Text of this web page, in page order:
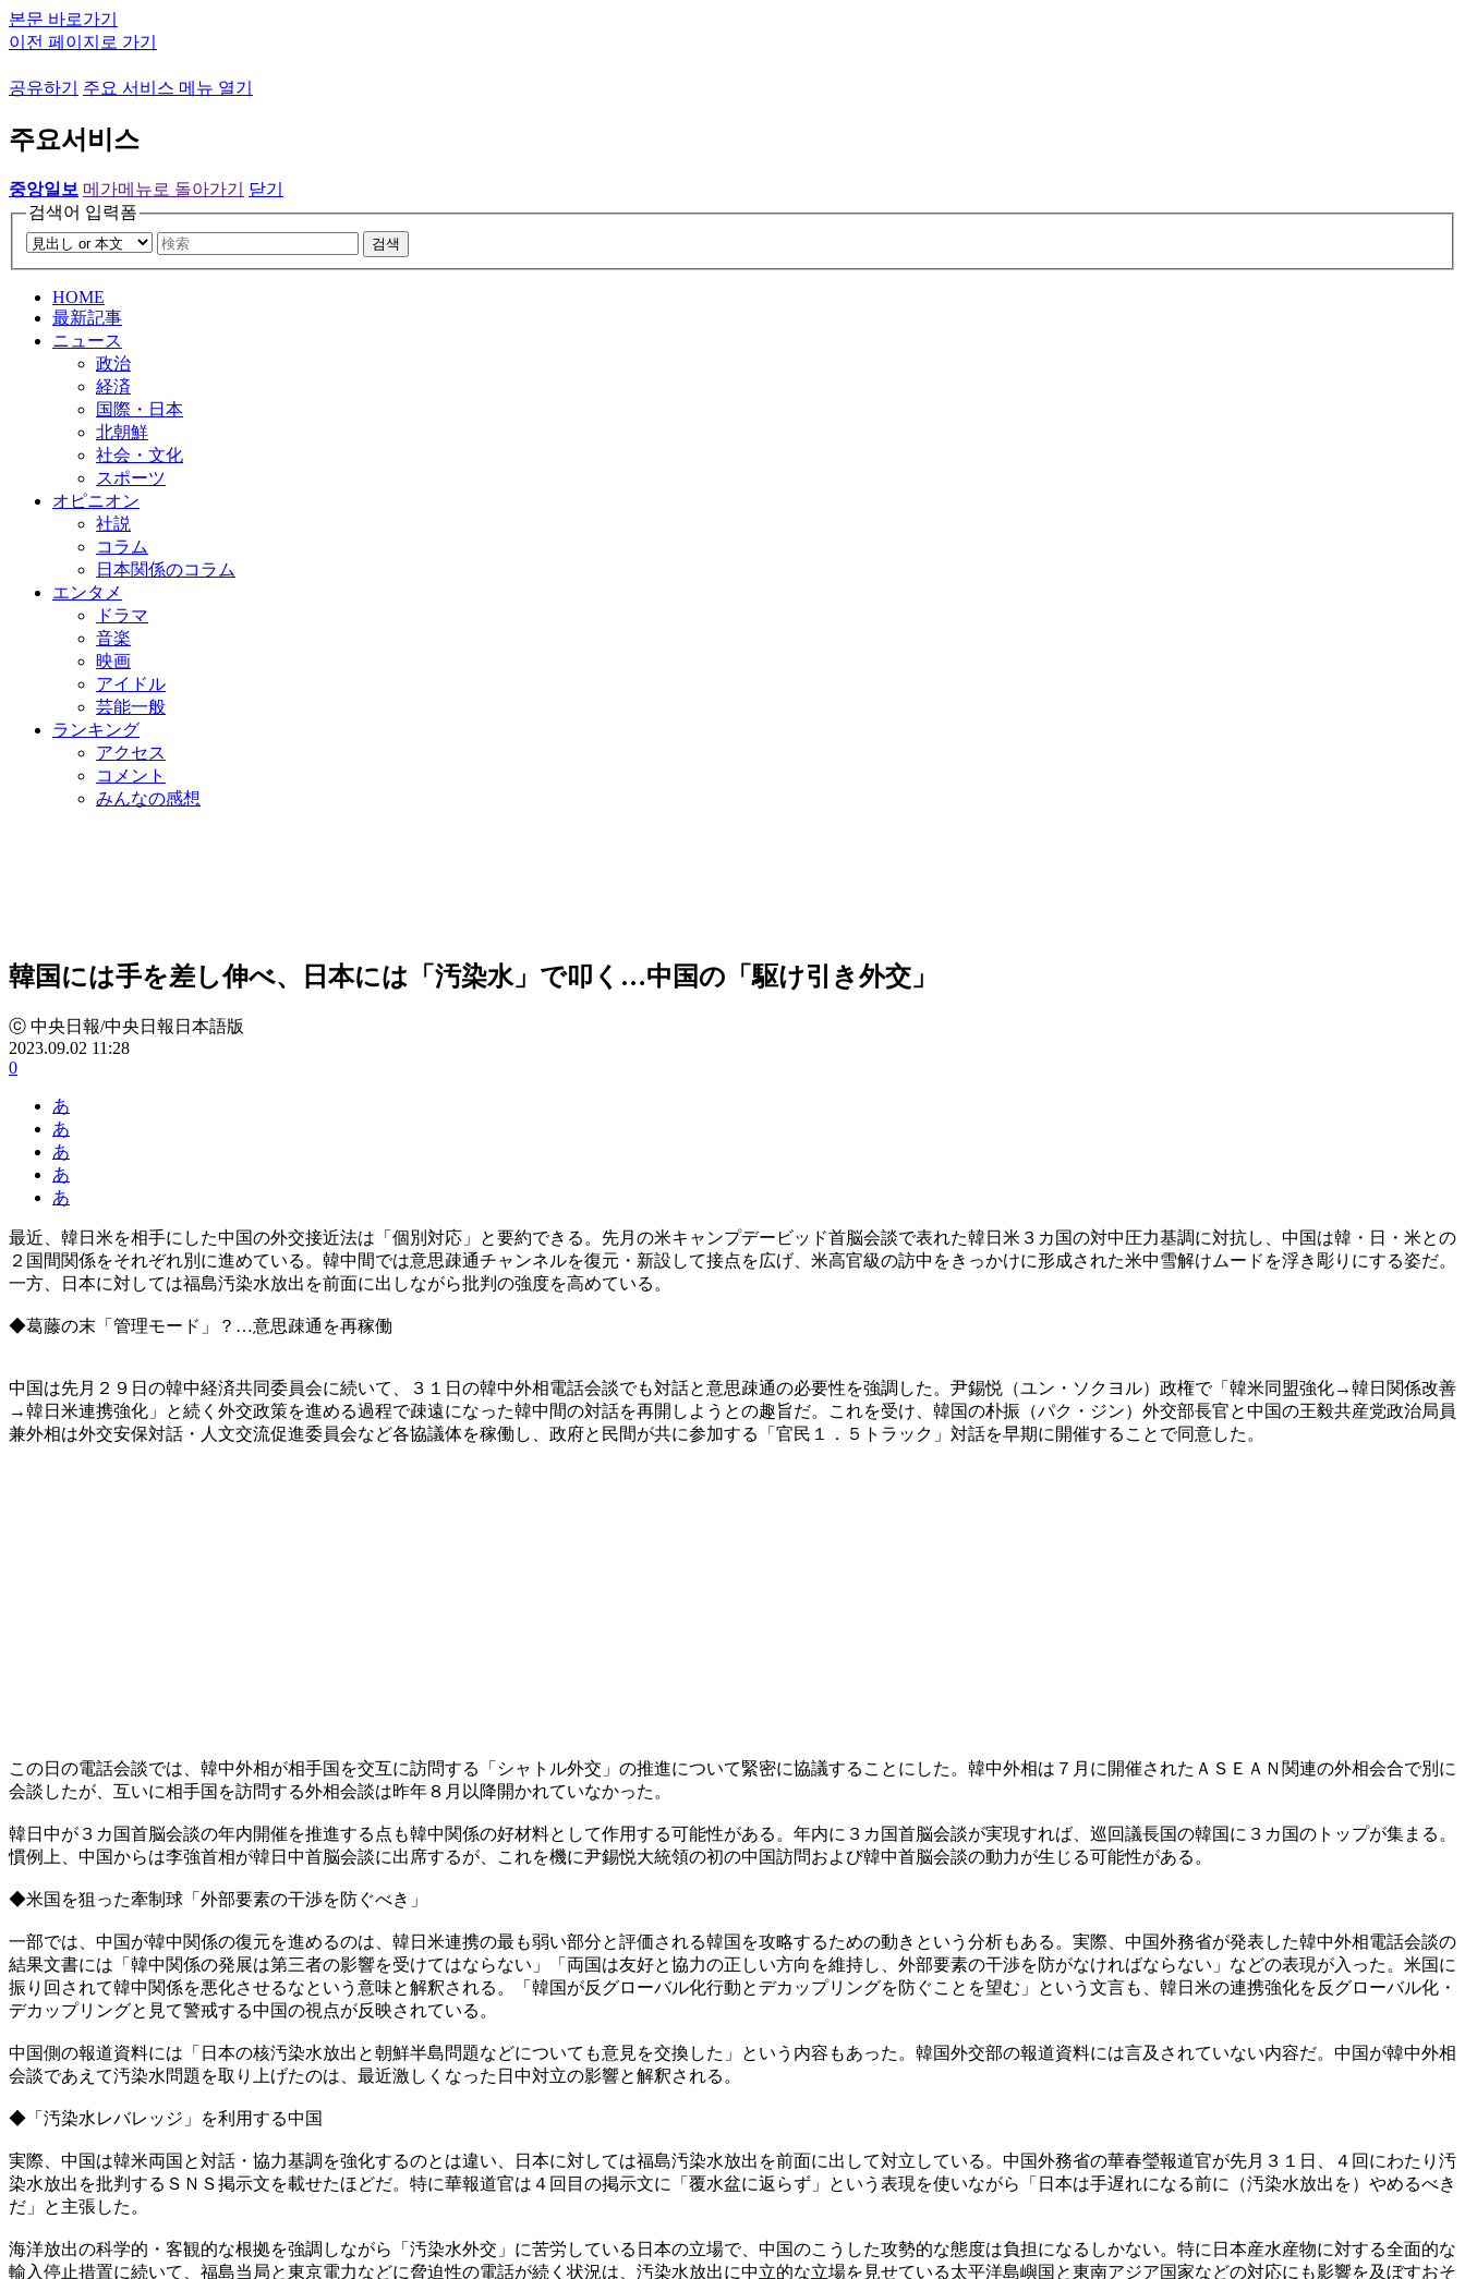
본문 바로가기
이전 페이지로 가기
공유하기 주요 서비스 메뉴 열기
주요서비스
중앙일보 메가메뉴로 돌아가기
닫기
검색어 입력폼
검색
HOME
最新記事
ニュース
政治
経済
国際・日本
北朝鮮
社会・文化
スポーツ
オピニオン
社説
コラム
日本関係のコラム
エンタメ
ドラマ
音楽
映画
アイドル
芸能一般
ランキング
アクセス
コメント
みんなの感想
韓国には手を差し伸べ、日本には「汚染水」で叩く…中国の「駆け引き外交」
ⓒ 中央日報/中央日報日本語版
2023.09.02 11:28
0
あ
あ
あ
あ
あ
最近、韓日米を相手にした中国の外交接近法は「個別対応」と要約できる。先月の米キャンプデービッド首脳会談で表れた韓日米３カ国の対中圧力基調に対抗し、中国は韓・日・米との
２国間関係をそれぞれ別に進めている。韓中間では意思疎通チャンネルを復元・新設して接点を広げ、米高官級の訪中をきっかけに形成された米中雪解けムードを浮き彫りにする姿だ。
一方、日本に対しては福島汚染水放出を前面に出しながら批判の強度を高めている。
◆葛藤の末「管理モード」？…意思疎通を再稼働
中国は先月２９日の韓中経済共同委員会に続いて、３１日の韓中外相電話会談でも対話と意思疎通の必要性を強調した。尹錫悦（ユン・ソクヨル）政権で「韓米同盟強化→韓日関係改善
→韓日米連携強化」と続く外交政策を進める過程で疎遠になった韓中間の対話を再開しようとの趣旨だ。これを受け、韓国の朴振（パク・ジン）外交部長官と中国の王毅共産党政治局員
兼外相は外交安保対話・人文交流促進委員会など各協議体を稼働し、政府と民間が共に参加する「官民１．５トラック」対話を早期に開催することで同意した。
この日の電話会談では、韓中外相が相手国を交互に訪問する「シャトル外交」の推進について緊密に協議することにした。韓中外相は７月に開催されたＡＳＥＡＮ関連の外相会合で別に
会談したが、互いに相手国を訪問する外相会談は昨年８月以降開かれていなかった。
韓日中が３カ国首脳会談の年内開催を推進する点も韓中関係の好材料として作用する可能性がある。年内に３カ国首脳会談が実現すれば、巡回議長国の韓国に３カ国のトップが集まる。
慣例上、中国からは李強首相が韓日中首脳会談に出席するが、これを機に尹錫悦大統領の初の中国訪問および韓中首脳会談の動力が生じる可能性がある。
◆米国を狙った牽制球「外部要素の干渉を防ぐべき」
一部では、中国が韓中関係の復元を進めるのは、韓日米連携の最も弱い部分と評価される韓国を攻略するための動きという分析もある。実際、中国外務省が発表した韓中外相電話会談の
結果文書には「韓中関係の発展は第三者の影響を受けてはならない」「両国は友好と協力の正しい方向を維持し、外部要素の干渉を防がなければならない」などの表現が入った。米国に
振り回されて韓中関係を悪化させるなという意味と解釈される。「韓国が反グローバル化行動とデカップリングを防ぐことを望む」という文言も、韓日米の連携強化を反グローバル化・
デカップリングと見て警戒する中国の視点が反映されている。
中国側の報道資料には「日本の核汚染水放出と朝鮮半島問題などについても意見を交換した」という内容もあった。韓国外交部の報道資料には言及されていない内容だ。中国が韓中外相
会談であえて汚染水問題を取り上げたのは、最近激しくなった日中対立の影響と解釈される。
◆「汚染水レバレッジ」を利用する中国
実際、中国は韓米両国と対話・協力基調を強化するのとは違い、日本に対しては福島汚染水放出を前面に出して対立している。中国外務省の華春瑩報道官が先月３１日、４回にわたり汚
染水放出を批判するＳＮＳ掲示文を載せたほどだ。特に華報道官は４回目の掲示文に「覆水盆に返らず」という表現を使いながら「日本は手遅れになる前に（汚染水放出を）やめるべき
だ」と主張した。
海洋放出の科学的・客観的な根拠を強調しながら「汚染水外交」に苦労している日本の立場で、中国のこうした攻勢的な態度は負担になるしかない。特に日本産水産物に対する全面的な
輸入停止措置に続いて、福島当局と東京電力などに脅迫性の電話が続く状況は、汚染水放出に中立的な立場を見せている太平洋島嶼国と東南アジア国家などの対応にも影響を及ぼすおそ